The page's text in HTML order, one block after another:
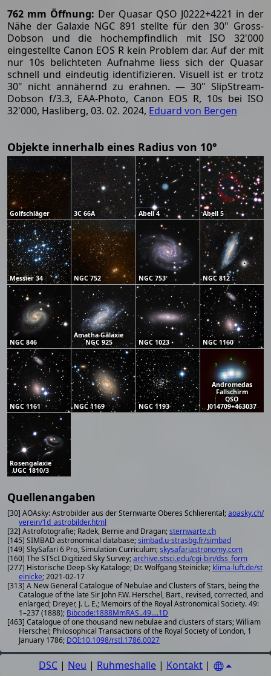
762 mm Öffnung: Der Quasar QSO J0222+4221 in der
Nähe der Galaxie NGC 891 stellte für den 30" Gross-
Dobson und die hochempfindlich mit ISO 32'000
eingestellte Canon EOS R kein Problem dar. Auf der mit
nur 10s belichteten Aufnahme liess sich der Quasar
schnell und eindeutig identifizieren. Visuell ist er trotz
30" nicht annähernd zu erahnen. — 30" SlipStream-
Dobson f/3.3, EAA-Photo, Canon EOS R, 10s bei ISO
32'000, Hasliberg, 03. 02. 2024, Eduard von Bergen
Objekte innerhalb eines Radius von 10°
Golfschläger 3C 66A Abell 4 Abell 5
Messier 34 NGC 752 NGC 753 NGC 812
NGC 846
Amatha-Galaxie
NGC 925
NGC 1023 NGC 1160
NGC 1161 NGC 1169 NGC 1193
Andromedas
Fallschirm
QSO
J014709+463037
Rosengalaxie
UGC 1810/3
Quellenangaben
[30] AOAsky: Astrobilder aus der Sternwarte Oberes Schlierental;aoasky.ch/
verein/1d_astrobilder.html
[32] Astrofotografie; Radek, Bernie and Dragan;sternwarte.ch
[145] SIMBAD astronomical database;simbad.u-strasbg.fr/simbad
[149] SkySafari 6 Pro, Simulation Curriculum;skysafariastronomy.com
[160] The STScI Digitized Sky Survey;archive.stsci.edu/cgi-bin/dss_form
[277] Historische Deep-Sky Kataloge; Dr. Wolfgang Steinicke; klima-luft.de/st
einicke; 2021-02-17
[313] A New General Catalogue of Nebulae and Clusters of Stars, being the
Catalogue of the late Sir John F.W. Herschel, Bart., revised, corrected, and
enlarged; Dreyer, J. L. E.; Memoirs of the Royal Astronomical Society. 49:
1–237 (1888); Bibcode:1888MmRAS..49....1D
[463] Catalogue of one thousand new nebulae and clusters of stars; William
Herschel; Philosophical Transactions of the Royal Society of London, 1
January 1786; DOI:10.1098/rstl.1786.0027
DSC | Neu | Ruhmeshalle | Kontakt |